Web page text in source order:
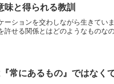
と得られる教訓
ーションを交わしながら生きて
せる関係とはどのようなものな
常にあるもの』ではな